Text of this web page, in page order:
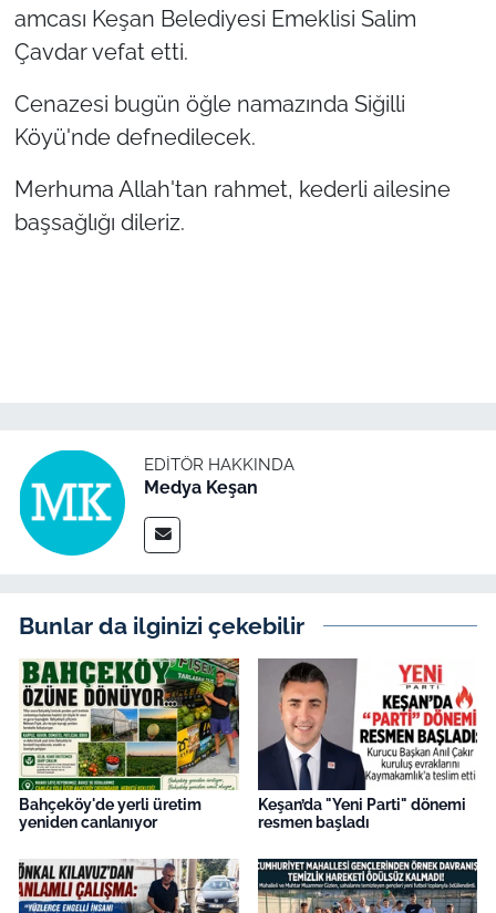
amcası Keşan Belediyesi Emeklisi Salim
Çavdar vefat etti.
Cenazesi bugün öğle namazında Siğilli
Köyü'nde defnedilecek.
Merhuma Allah'tan rahmet, kederli ailesine
başsağlığı dileriz.
EDITÖR HAKKINDA
Medya Keşan
Bunlar da ilginizi çekebilir
Bahçeköy'de yerli üretim
yeniden canlanıyor
Keşan’da "Yeni Parti" dönemi
resmen başladı
KIRKLARELİ
TÜRKİYE
Bölge
Dış Haberler
Magazin
Bilim Teknoloji
English News
Canlı Maç
Finans
Genel-A